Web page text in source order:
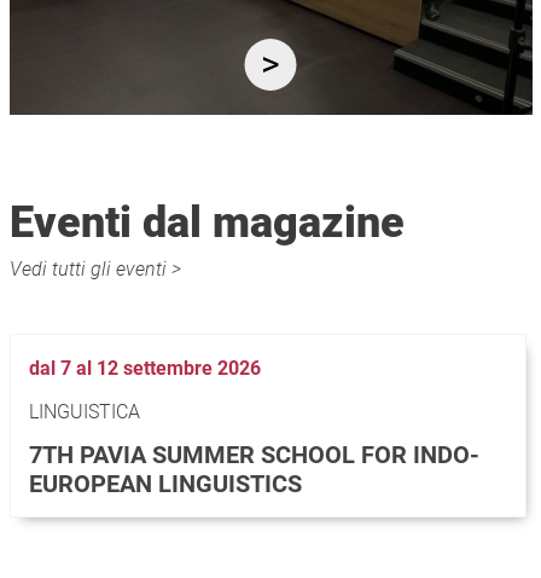
Vedi tutti gli eventi >
Eventi dal magazine
dal 7 al 12 settembre 2026
LINGUISTICA
7TH PAVIA SUMMER SCHOOL FOR INDO-
EUROPEAN LINGUISTICS